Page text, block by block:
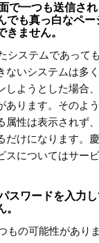
で一つも送信さ
でも真っ白なペ
きません。
システムであって
ないシステムは多
しようとした場合
あります。そのよ
属性は表示されず
だけになります。
スについてはサー
スワードを入力
もの可能性がありま